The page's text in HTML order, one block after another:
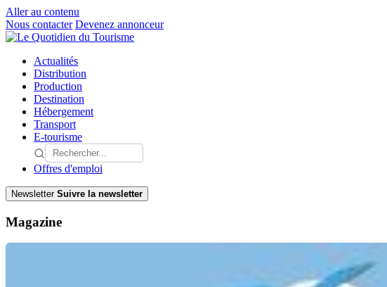
Aller au contenu
Nous contacter Devenez annonceur
Actualités
Distribution
Production
Destination
Hébergement
Transport
E-tourisme
Offres d'emploi
Newsletter Suivre la newsletter
Magazine